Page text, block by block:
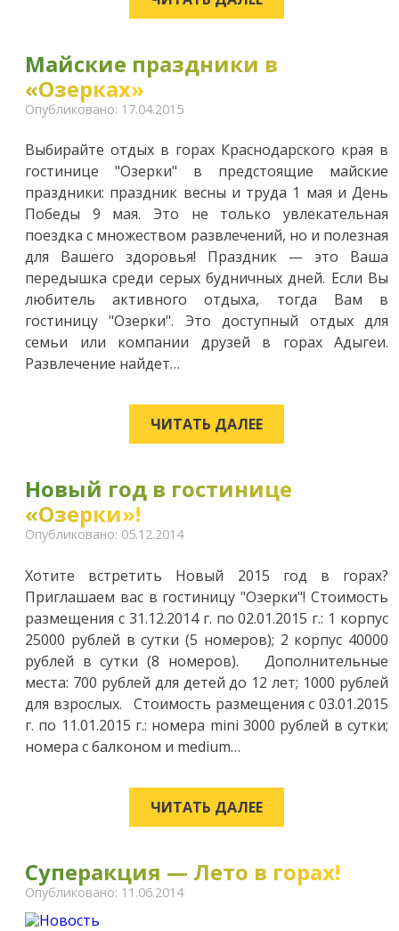
Майские праздники в
«Озерках»
Опубликовано: 17.04.2015
Выбирайте отдых в горах Краснодарского края в
гостинице "Озерки" в предстоящие майские
праздники: праздник весны и труда 1 мая и День
Победы 9 мая. Это не только увлекательная
поездка с множеством развлечений, но и полезная
для Вашего здоровья! Праздник — это Ваша
передышка среди серых будничных дней. Если Вы
любитель активного отдыха, тогда Вам в
гостиницу "Озерки". Это доступный отдых для
семьи или компании друзей в горах Адыгеи.
Развлечение найдет…
ЧИТАТЬ ДАЛЕЕ
Новый год в гостинице
«Озерки»!
Опубликовано: 05.12.2014
Хотите встретить Новый 2015 год в горах?
Приглашаем вас в гостиницу "Озерки"! Стоимость
размещения с 31.12.2014 г. по 02.01.2015 г.: 1 корпус
25000 рублей в сутки (5 номеров); 2 корпус 40000
рублей в сутки (8 номеров). Дополнительные
места: 700 рублей для детей до 12 лет; 1000 рублей
для взрослых. Стоимость размещения с 03.01.2015
г. по 11.01.2015 г.: номера mini 3000 рублей в сутки;
номера с балконом и medium…
ЧИТАТЬ ДАЛЕЕ
Суперакция — Лето в горах!
Опубликовано: 11.06.2014